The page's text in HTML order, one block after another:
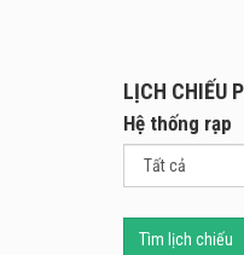
LỊCH CHIẾU
Hệ thống rạp
Tìm lịch chiếu